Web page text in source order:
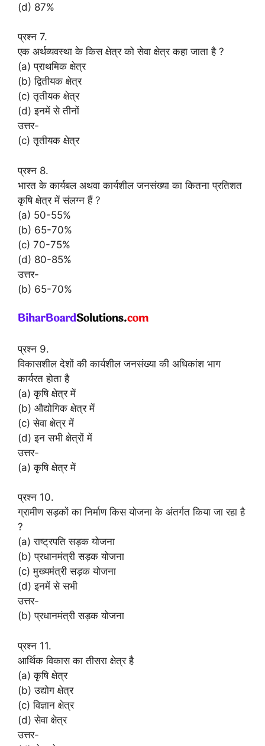
(d) 87%
प्रश्न 7.
एक अर्थव्यवस्था के किस क्षेत्र को सेवा क्षेत्र कहा जाता है ?
(a) प्राथमिक क्षेत्र
(b) द्वितीयक क्षेत्र
(c) तृतीयक क्षेत्र
(d) इनमें से तीनों
उत्तर-
(c) तृतीयक क्षेत्र
प्रश्न 8.
भारत के कार्यबल अथवा कार्यशील जनसंख्या का कितना प्रतिशत
कृषि क्षेत्र में संलग्न हैं ?
(a) 50-55%
(b) 65-70%
(c) 70-75%
(d) 80-85%
उत्तर-
(b) 65-70%
प्रश्न 9.
विकासशील देशों की कार्यशील जनसंख्या की अधिकांश भाग
कार्यरत होता है
(a) कृषि क्षेत्र में
(b) औद्योगिक क्षेत्र में
(c) सेवा क्षेत्र में
(d) इन सभी क्षेत्रों में
उत्तर-
(a) कृषि क्षेत्र में
प्रश्न 10.
ग्रामीण सड़कों का निर्माण किस योजना के अंतर्गत किया जा रहा है
?
(a) राष्ट्रपति सड़क योजना
(b) प्रधानमंत्री सड़क योजना
(c) मुख्यमंत्री सड़क योजना
(d) इनमें से सभी
उत्तर-
(b) प्रधानमंत्री सड़क योजना
प्रश्न 11.
आर्थिक विकास का तीसरा क्षेत्र है
(a) कृषि क्षेत्र
(b) उद्योग क्षेत्र
(c) विज्ञान क्षेत्र
(d) सेवा क्षेत्र
उत्तर-